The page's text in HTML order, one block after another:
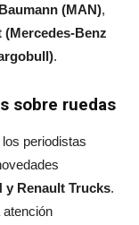
(MAN),
Benz
.
sobre ruedas
periodistas
y Renault Trucks.